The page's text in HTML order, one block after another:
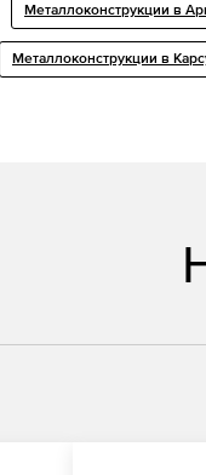
Металлоконструкции в
Металлоконструкции в